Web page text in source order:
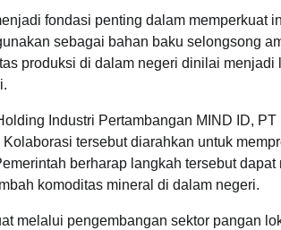
fondasi penting dalam memperkuat
sebagai bahan baku selongsong
produksi di dalam negeri dinilai menjadi
Industri Pertambangan MIND ID,
tersebut diarahkan untuk
berharap langkah tersebut
komoditas mineral di dalam negeri.
melalui pengembangan sektor pangan